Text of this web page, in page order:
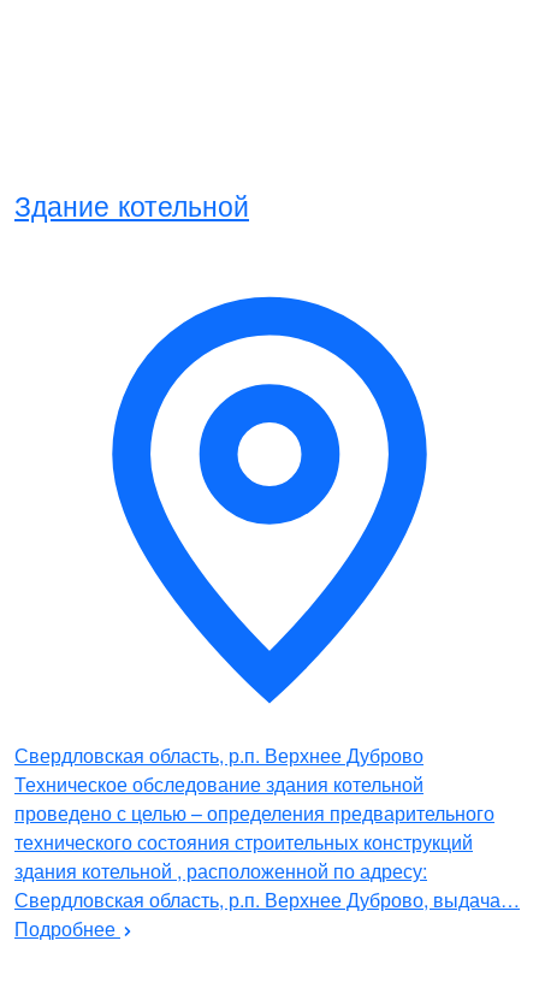
Здание котельной
Свердловская область, р.п. Верхнее Дуброво
Техническое обследование здания котельной
проведено с целью – определения предварительного
технического состояния строительных конструкций
здания котельной , расположенной по адресу:
Свердловская область, р.п. Верхнее Дуброво, выдача…
Подробнее